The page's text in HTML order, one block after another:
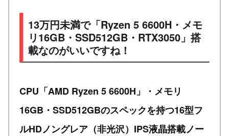
13万円未満で「Ryzen 5 6600H・メモ
リ16GB・SSD512GB・RTX3050」搭
載なのがいいですね！
CPU「AMD Ryzen 5 6600H」・メモリ
16GB・SSD512GBのスペックを持つ16型フ
ルHDノングレア（非光沢）IPS液晶搭載ノー